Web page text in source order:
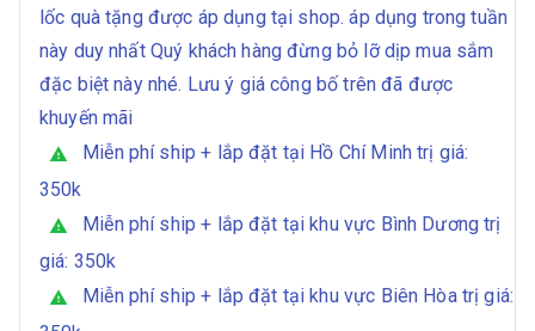
lốc quà tặng được áp dụng tại shop. áp dụng trong tuần
này duy nhất Quý khách hàng đừng bỏ lỡ dịp mua sắm
đặc biệt này nhé. Lưu ý giá công bố trên đã được
khuyến mãi
warning
Miễn phí ship + lắp đặt tại Hồ Chí Minh trị giá:
350k
warning
Miễn phí ship + lắp đặt tại khu vực Bình Dương trị
giá: 350k
warning
Miễn phí ship + lắp đặt tại khu vực Biên Hòa trị giá: